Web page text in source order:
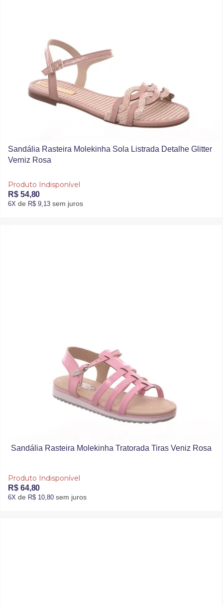
Sandália Rasteira Molekinha Sola Listrada Detalhe Glitter
Verniz Rosa
Produto Indisponível
R$ 54,80
6X de R$ 9,13 sem juros
Sandália Rasteira Molekinha Tratorada Tiras Veniz Rosa
Produto Indisponível
R$ 64,80
6X de R$ 10,80 sem juros